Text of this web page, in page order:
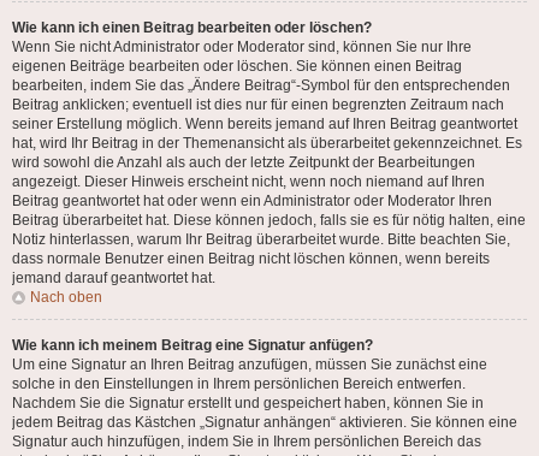
Wie kann ich einen Beitrag bearbeiten oder löschen?
Wenn Sie nicht Administrator oder Moderator sind, können Sie nur Ihre
eigenen Beiträge bearbeiten oder löschen. Sie können einen Beitrag
bearbeiten, indem Sie das „Ändere Beitrag“-Symbol für den entsprechenden
Beitrag anklicken; eventuell ist dies nur für einen begrenzten Zeitraum nach
seiner Erstellung möglich. Wenn bereits jemand auf Ihren Beitrag geantwortet
hat, wird Ihr Beitrag in der Themenansicht als überarbeitet gekennzeichnet. Es
wird sowohl die Anzahl als auch der letzte Zeitpunkt der Bearbeitungen
angezeigt. Dieser Hinweis erscheint nicht, wenn noch niemand auf Ihren
Beitrag geantwortet hat oder wenn ein Administrator oder Moderator Ihren
Beitrag überarbeitet hat. Diese können jedoch, falls sie es für nötig halten, eine
Notiz hinterlassen, warum Ihr Beitrag überarbeitet wurde. Bitte beachten Sie,
dass normale Benutzer einen Beitrag nicht löschen können, wenn bereits
jemand darauf geantwortet hat.
Nach oben
Wie kann ich meinem Beitrag eine Signatur anfügen?
Um eine Signatur an Ihren Beitrag anzufügen, müssen Sie zunächst eine
solche in den Einstellungen in Ihrem persönlichen Bereich entwerfen.
Nachdem Sie die Signatur erstellt und gespeichert haben, können Sie in
jedem Beitrag das Kästchen „Signatur anhängen“ aktivieren. Sie können eine
Signatur auch hinzufügen, indem Sie in Ihrem persönlichen Bereich das